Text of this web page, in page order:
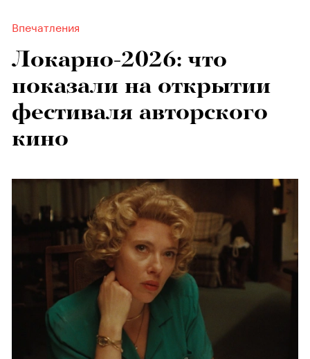
Впечатления
Локарно-2026: что
показали на открытии
фестиваля авторского
кино